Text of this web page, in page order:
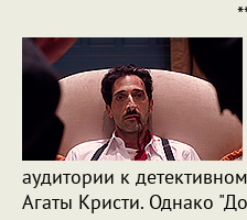
аудитории к
Агаты Кристи. Однако